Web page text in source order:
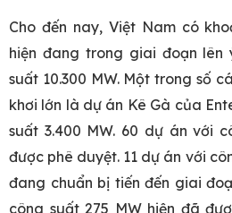
Cho đến nay, Việt Nam có
hiện đang trong giai đoạn
suất 10.300 MW. Một trong số
khơi lớn là dự án Kê Gà của
suất 3.400 MW. 60 dự án với
được phê duyệt. 11 dự án với
đang chuẩn bị tiến đến giai
công suất 275 MW hiện đã